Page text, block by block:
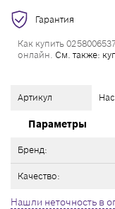
Артикул
Параметры
Бренд:
Качество:
Нашли неточность в
Гарантия
Как купить
онлайн. См. также: